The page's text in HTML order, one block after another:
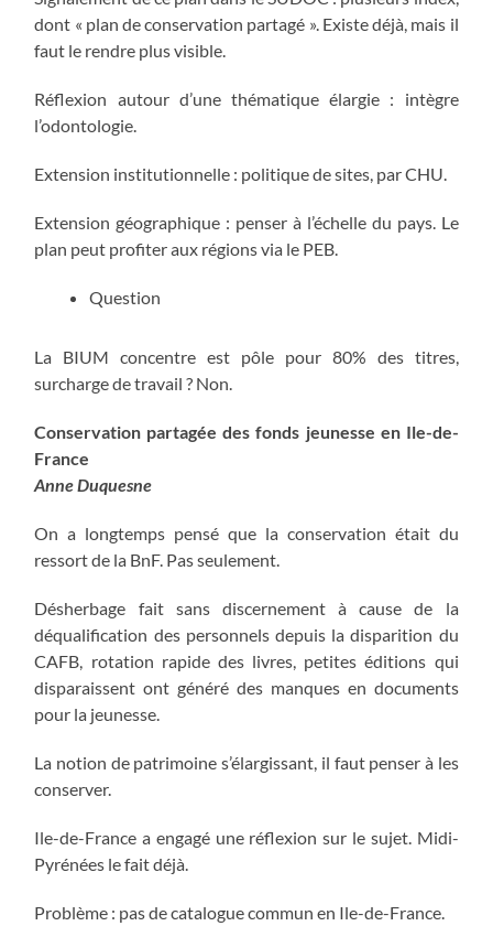
dont « plan de conservation partagé ». Existe déjà, mais il
faut le rendre plus visible.
Réflexion autour d’une thématique élargie : intègre
l’odontologie.
Extension institutionnelle : politique de sites, par CHU.
Extension géographique : penser à l’échelle du pays. Le
plan peut profiter aux régions via le PEB.
Question
La BIUM concentre est pôle pour 80% des titres,
surcharge de travail ? Non.
Conservation partagée des fonds jeunesse en Ile-de-
France
Anne Duquesne
On a longtemps pensé que la conservation était du
ressort de la BnF. Pas seulement.
Désherbage fait sans discernement à cause de la
déqualification des personnels depuis la disparition du
CAFB, rotation rapide des livres, petites éditions qui
disparaissent ont généré des manques en documents
pour la jeunesse.
La notion de patrimoine s’élargissant, il faut penser à les
conserver.
Ile-de-France a engagé une réflexion sur le sujet. Midi-
Pyrénées le fait déjà.
Problème : pas de catalogue commun en Ile-de-France.